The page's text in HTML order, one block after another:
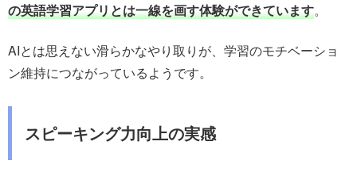
の英語学習アプリとは一線を画す体験ができています。
AIとは思えない滑らかなやり取りが、学習のモチベーショ
ン維持につながっているようです。
スピーキング力向上の実感